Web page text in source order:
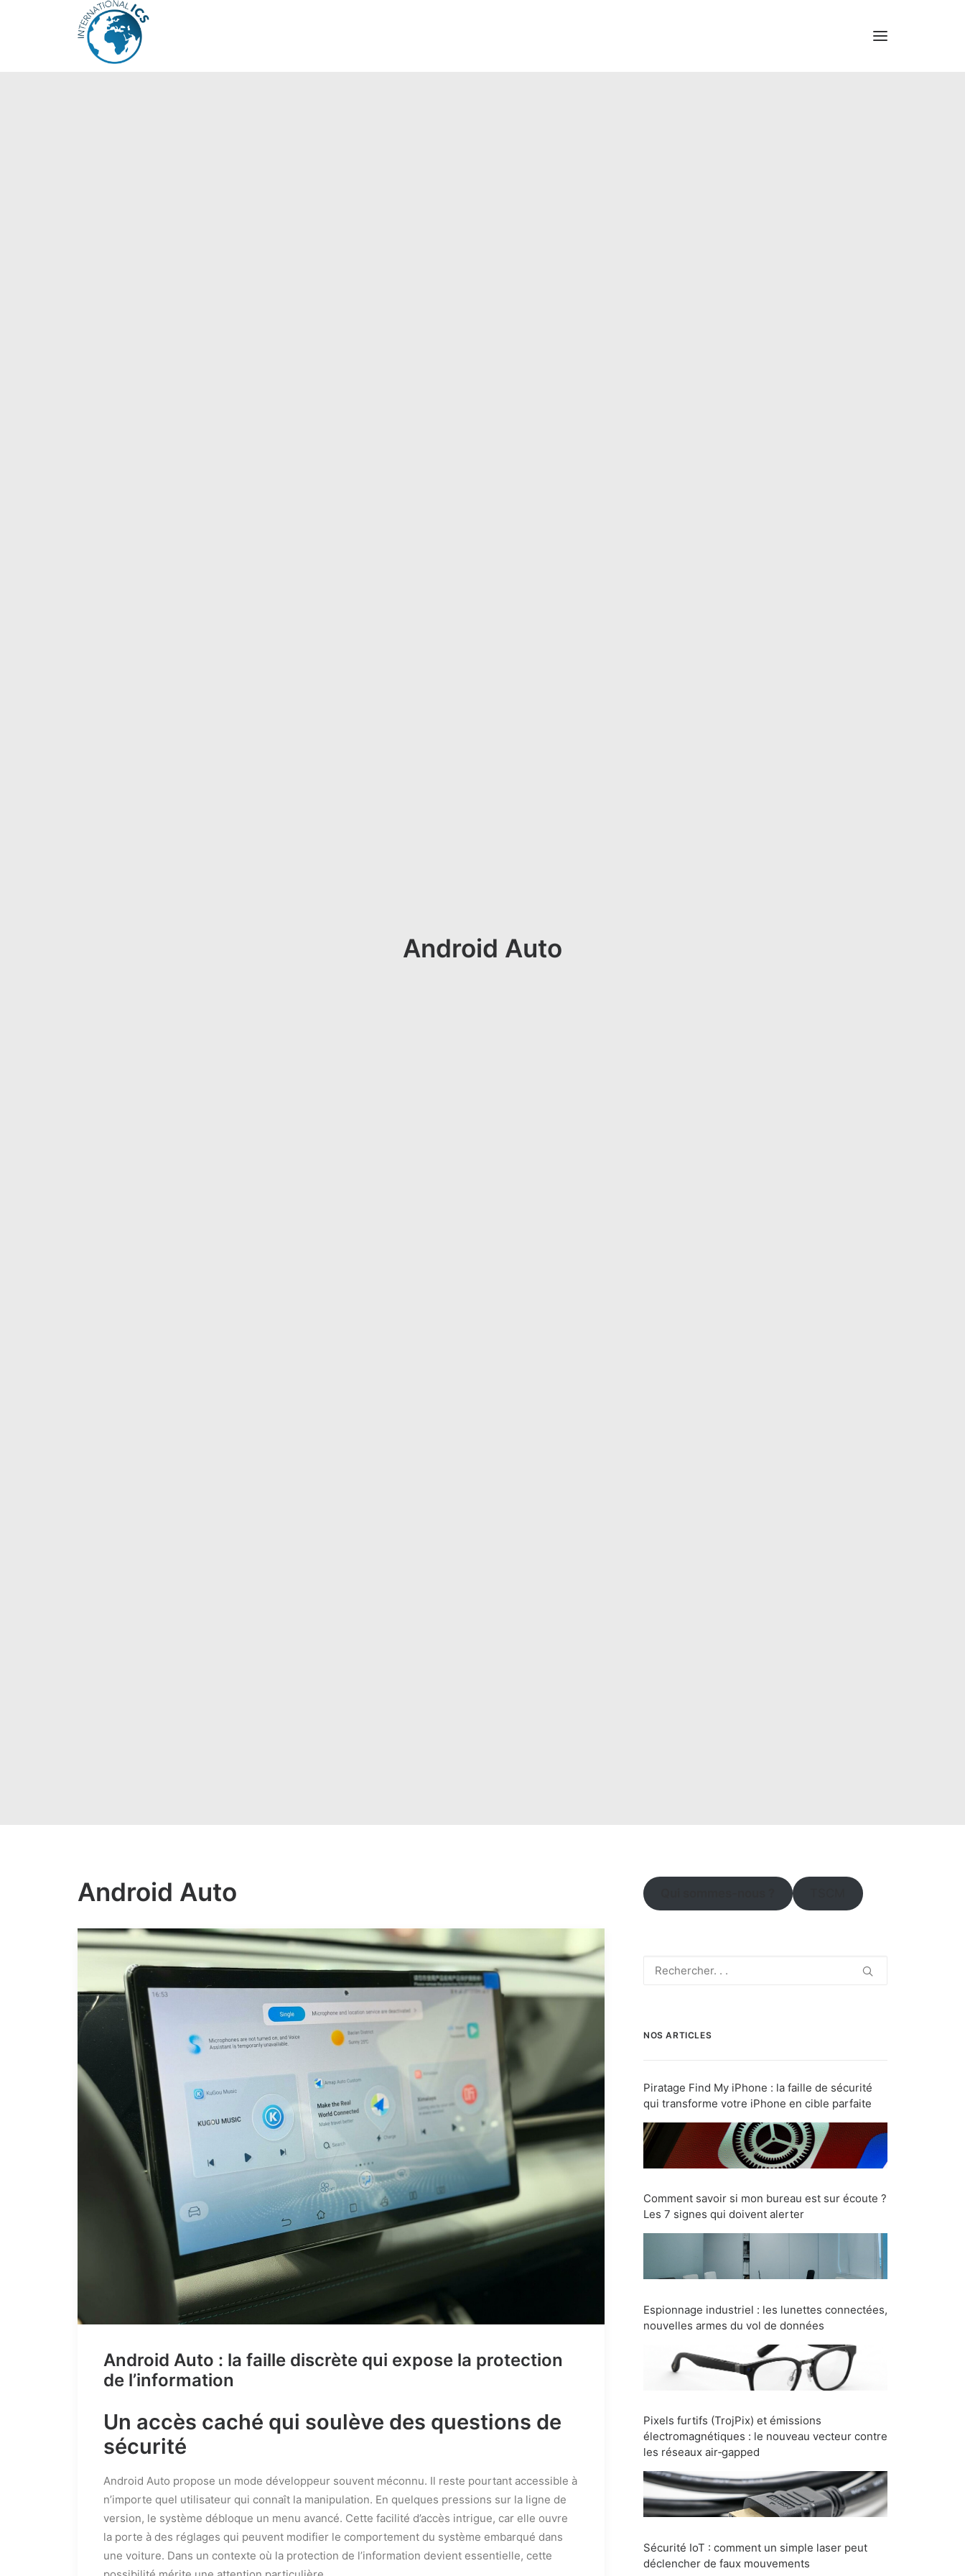
Android Auto
Android Auto
Android Auto : la faille discrète qui expose la protection
de l’information
Un accès caché qui soulève des questions de
sécurité
Android Auto propose un mode développeur souvent méconnu. Il reste pourtant accessible à
n’importe quel utilisateur qui connaît la manipulation. En quelques pressions sur la ligne de
version, le système débloque un menu avancé. Cette facilité d’accès intrigue, car elle ouvre
la porte à des réglages qui peuvent modifier le comportement du système embarqué dans
une voiture. Dans un contexte où la protection de l’information devient essentielle, cette
NOS ARTICLES
Piratage Find My iPhone : la faille de sécurité
qui transforme votre iPhone en cible parfaite
Comment savoir si mon bureau est sur écoute ?
Les 7 signes qui doivent alerter
Espionnage industriel : les lunettes connectées,
nouvelles armes du vol de données
Pixels furtifs (TrojPix) et émissions
électromagnétiques : le nouveau vecteur contre
les réseaux air‑gapped
Sécurité IoT : comment un simple laser peut
déclencher de faux mouvements